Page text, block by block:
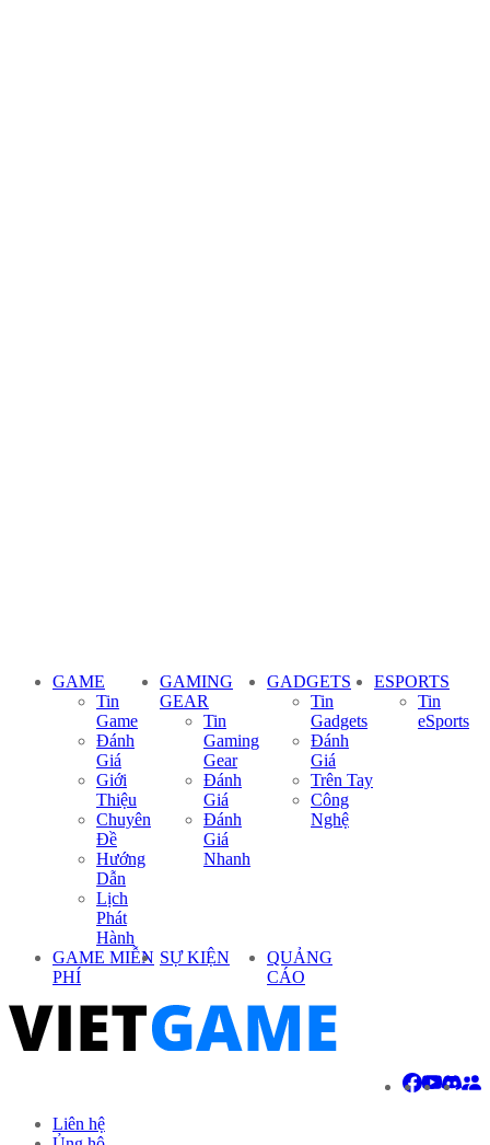
GAME
Tin
Game
Đánh
Giá
Giới
Thiệu
Chuyên
Đề
Hướng
Dẫn
Lịch
Phát
Hành
GAMING
GEAR
Tin
Gaming
Gear
Đánh
Giá
Đánh
Giá
Nhanh
GADGETS
Tin
Gadgets
Đánh
Giá
Trên Tay
Công
Nghệ
ESPORTS
Tin
eSports
GAME MIỄN
PHÍ
SỰ KIỆN
QUẢNG
CÁO
Liên hệ